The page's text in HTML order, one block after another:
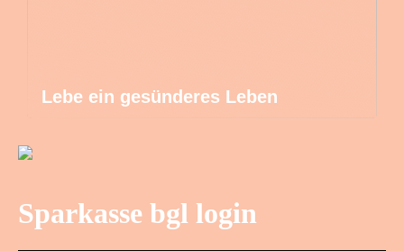
Lebe ein gesünderes Leben
Sparkasse bgl login